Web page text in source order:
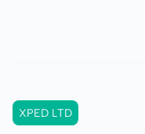
XPED LTD